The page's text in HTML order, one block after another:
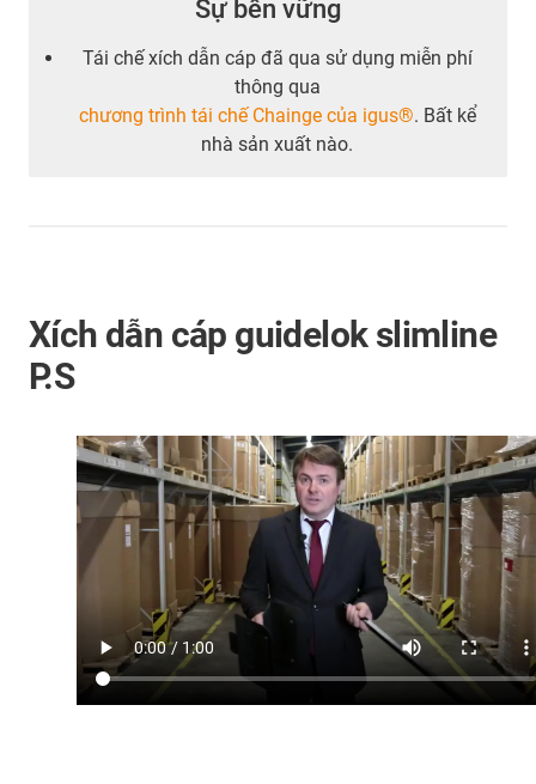
Sự bền vững
Tái chế xích dẫn cáp đã qua sử dụng miễn phí
thông qua
chương trình tái chế Chainge của igus®. Bất kể
nhà sản xuất nào.
Xích dẫn cáp guidelok slimline
P.S